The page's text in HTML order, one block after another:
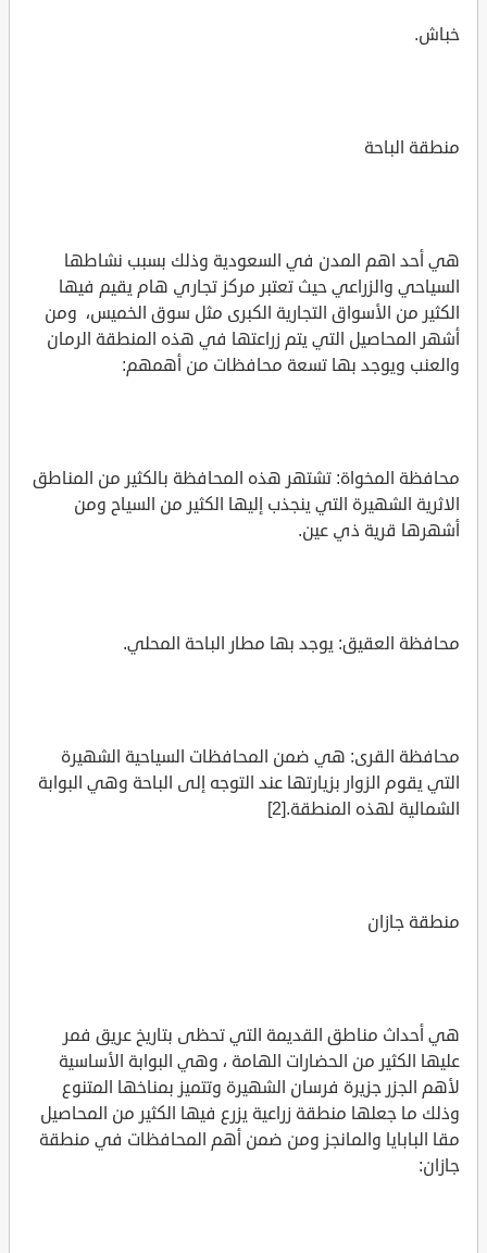
خباش.
منطقة الباحة
هي أحد اهم المدن في السعودية وذلك بسبب نشاطها
السياحي والزراعي حيث تعتبر مركز تجاري هام يقيم فيها
الكثير من الأسواق التجارية الكبرى مثل سوق الخميس، ومن
أشهر المحاصيل التي يتم زراعتها في هذه المنطقة الرمان
والعنب ويوجد بها تسعة محافظات من أهمهم:
محافظة المخواة: تشتهر هذه المحافظة بالكثير من المناطق
الاثرية الشهيرة التي ينجذب إليها الكثير من السياح ومن
أشهرها قرية ذي عين.
محافظة العقيق: يوجد بها مطار الباحة المحلي.
محافظة القرى: هي ضمن المحافظات السياحية الشهيرة
التي يقوم الزوار بزيارتها عند التوجه إلى الباحة وهي البوابة
الشمالية لهذه المنطقة.[2]
منطقة جازان
هي أحداث مناطق القديمة التي تحظى بتاريخ عريق فمر
عليها الكثير من الحضارات الهامة ، وهي البوابة الأساسية
لأهم الجزر جزيرة فرسان الشهيرة وتتميز بمناخها المتنوع
وذلك ما جعلها منطقة زراعية يزرع فيها الكثير من المحاصيل
مقا البابايا والمانجز ومن ضمن أهم المحافظات في منطقة
جازان: